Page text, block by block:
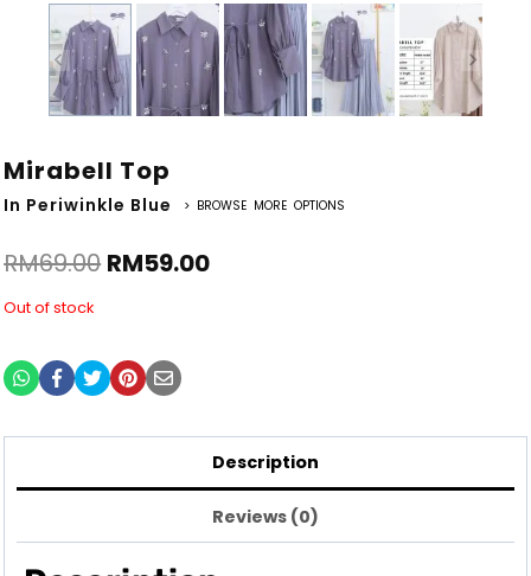
Mirabell Top
In Periwinkle Blue > BROWSE MORE OPTIONS
RM69.00 RM59.00
Out of stock
Description
Reviews (0)